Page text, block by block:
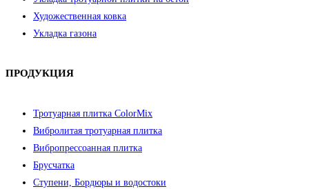
Художественная ковка
Укладка газона
ПРОДУКЦИЯ
Тротуарная плитка ColorMix
Вибролитая тротуарная плитка
Вибропрессоанная плитка
Брусчатка
Ступени, Бордюры и водостоки